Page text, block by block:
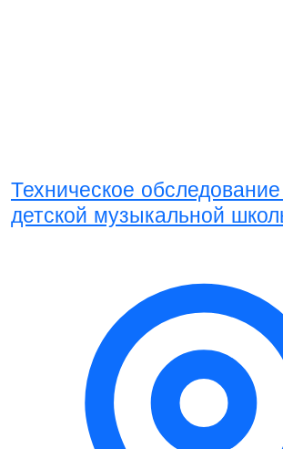
Техническое
детской музыкальной